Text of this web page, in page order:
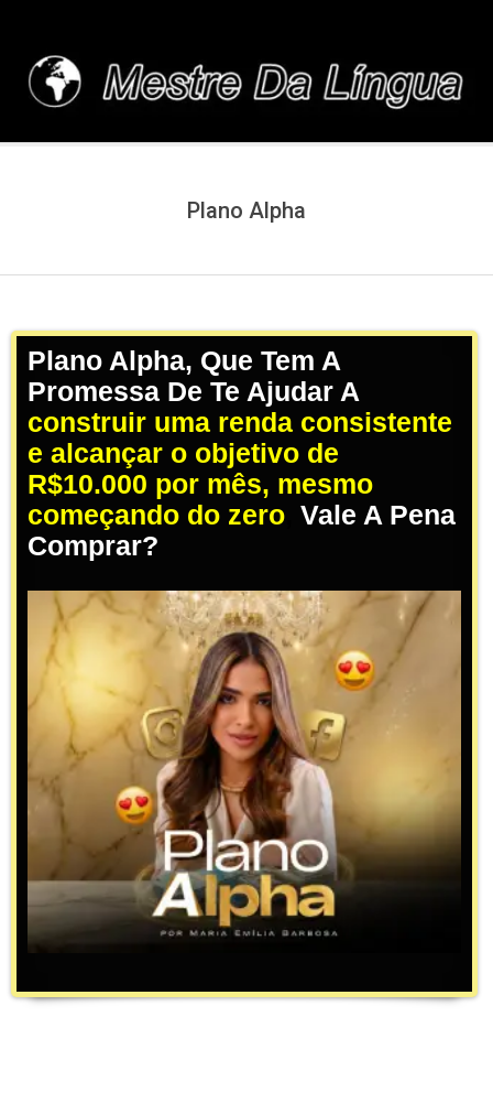
content
Plano Alpha
Plano Alpha, Que Tem A
Promessa De Te Ajudar A
construir uma renda consistente
e alcançar o objetivo de
R$10.000 por mês, mesmo
começando do zero Vale A Pena
Comprar?